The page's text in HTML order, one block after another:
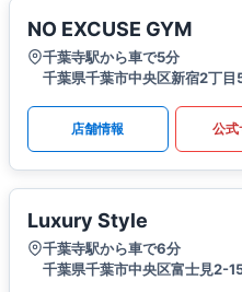
NO EXCUSE GYM
千葉寺駅から車で5分
千葉県千葉市中央区新宿2丁
店舗情報 公式
Luxury Style
千葉寺駅から車で6分
千葉県千葉市中央区富士見2-